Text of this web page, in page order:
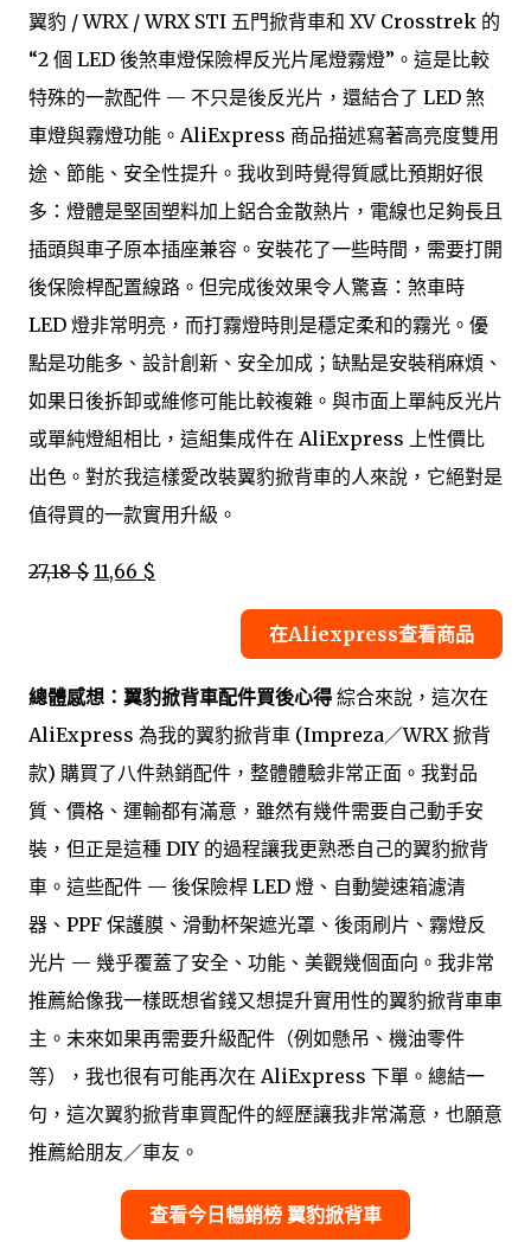
翼豹 / WRX / WRX STI 五門掀背車和 XV Crosstrek 的
“2 個 LED 後煞車燈保險桿反光片尾燈霧燈”。這是比較
特殊的一款配件 — 不只是後反光片，還結合了 LED 煞
車燈與霧燈功能。AliExpress 商品描述寫著高亮度雙用
途、節能、安全性提升。我收到時覺得質感比預期好很
多：燈體是堅固塑料加上鋁合金散熱片，電線也足夠長且
插頭與車子原本插座兼容。安裝花了一些時間，需要打開
後保險桿配置線路。但完成後效果令人驚喜：煞車時
LED 燈非常明亮，而打霧燈時則是穩定柔和的霧光。優
點是功能多、設計創新、安全加成；缺點是安裝稍麻煩、
如果日後拆卸或維修可能比較複雜。與市面上單純反光片
或單純燈組相比，這組集成件在 AliExpress 上性價比
出色。對於我這樣愛改裝翼豹掀背車的人來說，它絕對是
值得買的一款實用升級。
27,18 $ 11,66 $
在Aliexpress查看商品
總體感想：翼豹掀背車配件買後心得 綜合來說，這次在
AliExpress 為我的翼豹掀背車 (Impreza／WRX 掀背
款) 購買了八件熱銷配件，整體體驗非常正面。我對品
質、價格、運輸都有滿意，雖然有幾件需要自己動手安
裝，但正是這種 DIY 的過程讓我更熟悉自己的翼豹掀背
車。這些配件 — 後保險桿 LED 燈、自動變速箱濾清
器、PPF 保護膜、滑動杯架遮光罩、後雨刷片、霧燈反
光片 — 幾乎覆蓋了安全、功能、美觀幾個面向。我非常
推薦給像我一樣既想省錢又想提升實用性的翼豹掀背車車
主。未來如果再需要升級配件（例如懸吊、機油零件
等），我也很有可能再次在 AliExpress 下單。總結一
句，這次翼豹掀背車買配件的經歷讓我非常滿意，也願意
推薦給朋友／車友。
查看今日暢銷榜 翼豹掀背車